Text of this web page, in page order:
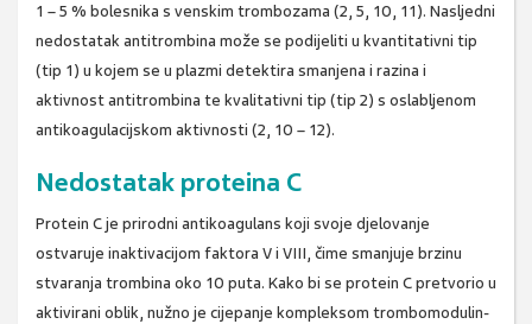
1 – 5 % bolesnika s venskim trombozama (2, 5, 10, 11). Nasljedni
nedostatak antitrombina može se podijeliti u kvantitativni tip
(tip 1) u kojem se u plazmi detektira smanjena i razina i
aktivnost antitrombina te kvalitativni tip (tip 2) s oslabljenom
antikoagulacijskom aktivnosti (2, 10 – 12).
Nedostatak proteina C
Protein C je prirodni antikoagulans koji svoje djelovanje
ostvaruje inaktivacijom faktora V i VIII, čime smanjuje brzinu
stvaranja trombina oko 10 puta. Kako bi se protein C pretvorio u
aktivirani oblik, nužno je cijepanje kompleksom trombomodulin-